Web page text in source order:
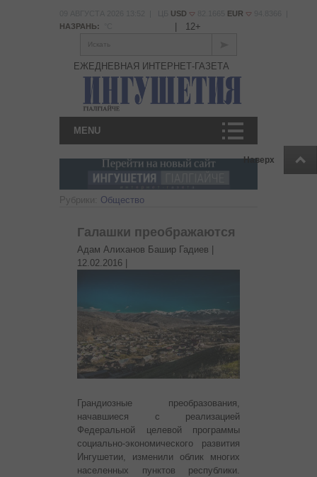
Наверх
USD EUR
НАЗРАНЬ:
12+
Искать
ЕЖЕДНЕВНАЯ ИНТЕРНЕТ-ГАЗЕТА
MENU
Рубрики: Общество
Галашки преображаются
Адам Алиханов Башир Гадиев |
12.02.2016
Грандиозные преобразования,
начавшиеся с реализацией
Федеральной целевой программы
социально-экономического развития
Ингушетии, изменили облик многих
населенных пунктов республики.